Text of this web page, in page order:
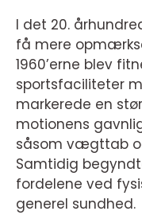
I det 20.
få mere
1960’erne blev
sportsfaciliteter
markerede en
motionens
såsom vægttab
Samtidig
fordelene ved
generel sundhed.